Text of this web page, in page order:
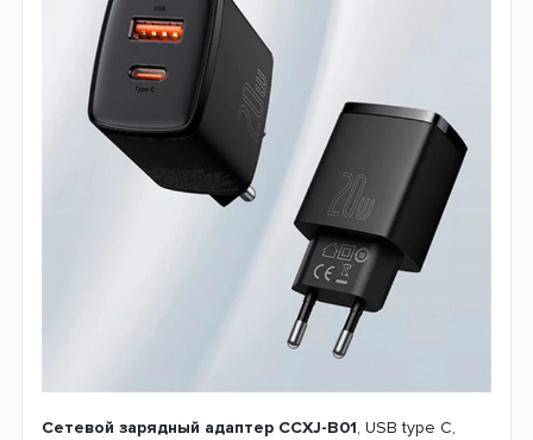
Сетевой зарядный адаптер CCXJ-B01, USB type C,